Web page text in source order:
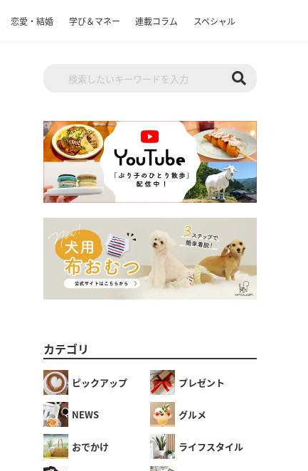
恋愛・結婚 学び＆マネー 連載コラム スペシャル
カテゴリ
ピックアップ プレゼント
NEWS グルメ
おでかけ ライフスタイル